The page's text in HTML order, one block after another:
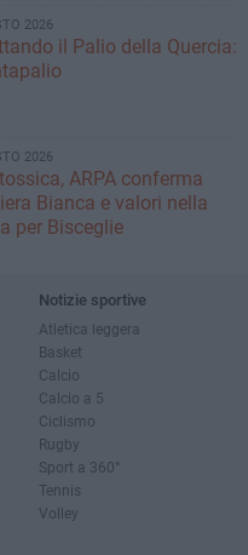
2026
il Palio della Quercia:
2026
ARPA conferma
Bianca e valori nella
per Bisceglie
Notizie sportive
Atletica leggera
Basket
Calcio
Calcio a 5
Ciclismo
Rugby
Sport a 360°
Tennis
Volley